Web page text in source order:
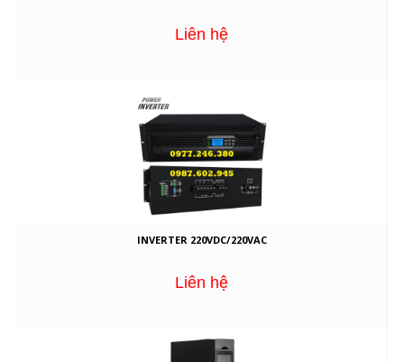
Liên hệ
INVERTER 220VDC/220VAC
Liên hệ